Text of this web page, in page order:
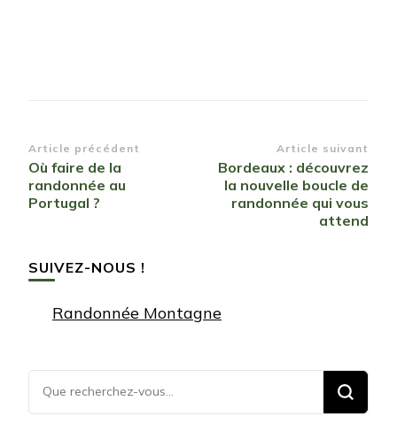
Navigation
d’article
Article précédent
Où faire de la
randonnée au
Portugal ?
Article suivant
Bordeaux : découvrez
la nouvelle boucle de
randonnée qui vous
attend
SUIVEZ-NOUS !
Randonnée Montagne
Vous
recherchiez